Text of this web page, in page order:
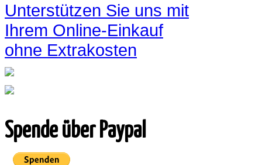
Unterstützen Sie uns mit
Ihrem Online-Einkauf
ohne Extrakosten
Spende über Paypal